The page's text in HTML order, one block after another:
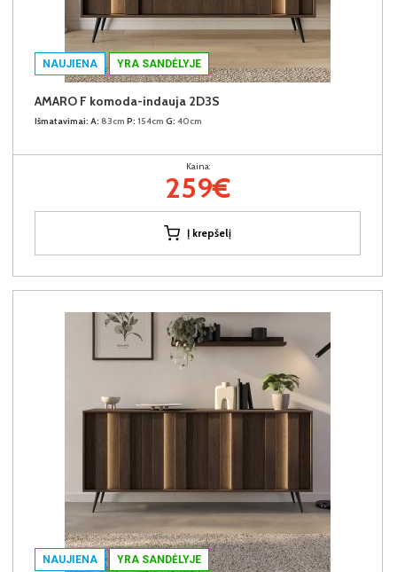
NAUJIENA YRA SANDĖLYJE
AMARO F komoda-indauja 2D3S
Išmatavimai: A: 83cm P: 154cm G: 40cm
Kaina:
259€
Į krepšelį
NAUJIENA YRA SANDĖLYJE